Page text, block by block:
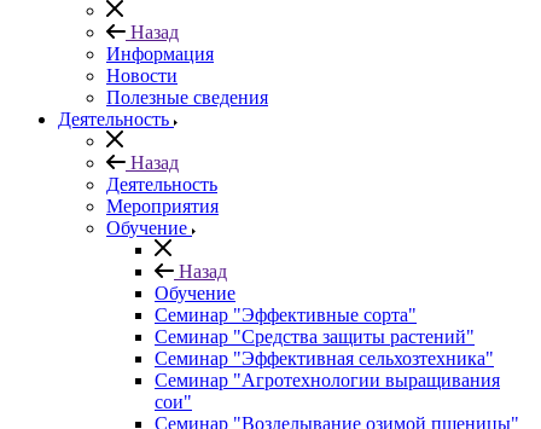
Назад
Информация
Новости
Полезные сведения
Деятельность
Назад
Деятельность
Мероприятия
Обучение
Назад
Обучение
Семинар "Эффективные сорта"
Семинар "Средства защиты растений"
Семинар "Эффективная сельхозтехника"
Семинар "Агротехнологии выращивания
сои"
Семинар "Возделывание озимой пшеницы"